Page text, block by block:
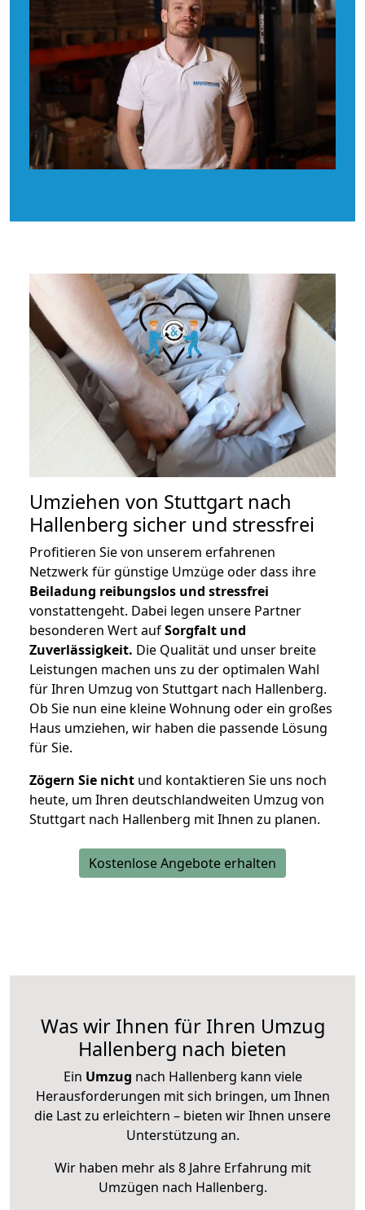
Umziehen von Stuttgart nach
Hallenberg sicher und stressfrei
Profitieren Sie von unserem erfahrenen
Netzwerk für günstige Umzüge oder dass ihre
Beiladung reibungslos und stressfrei
vonstattengeht. Dabei legen unsere Partner
besonderen Wert aufSorgfalt und
Zuverlässigkeit. Die Qualität und unser breite
Leistungen machen uns zu der optimalen Wahl
für Ihren Umzug von Stuttgart nach Hallenberg.
Ob Sie nun eine kleine Wohnung oder ein großes
Haus umziehen, wir haben die passende Lösung
für Sie.
Zögern Sie nicht und kontaktieren Sie uns noch
heute, um Ihren deutschlandweiten Umzug von
Stuttgart nach Hallenberg mit Ihnen zu planen.
Kostenlose Angebote erhalten
Was wir Ihnen für Ihren Umzug
Hallenberg nach bieten
Ein Umzug nach Hallenberg kann viele
Herausforderungen mit sich bringen, um Ihnen
die Last zu erleichtern – bieten wir Ihnen unsere
Unterstützung an.
Wir haben mehr als 8 Jahre Erfahrung mit
Umzügen nach Hallenberg.